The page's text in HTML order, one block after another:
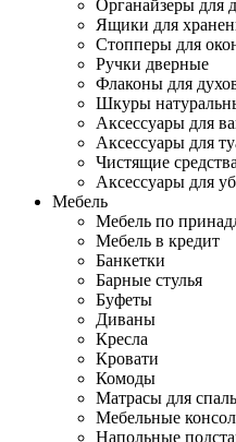
Органайзеры для
Ящики для
Стопперы для
Ручки дверные
Флаконы для
Шкуры
Аксессуары для
Аксессуары для
Чистящие средства
Аксессуары для
Мебель
Мебель по
Мебель в кредит
Банкетки
Барные стулья
Буфеты
Диваны
Кресла
Кровати
Комоды
Матрасы для
Мебельные
Напольные